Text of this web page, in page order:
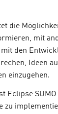
die
mit
den
Ideen
einzugehen.
Eclipse
zu